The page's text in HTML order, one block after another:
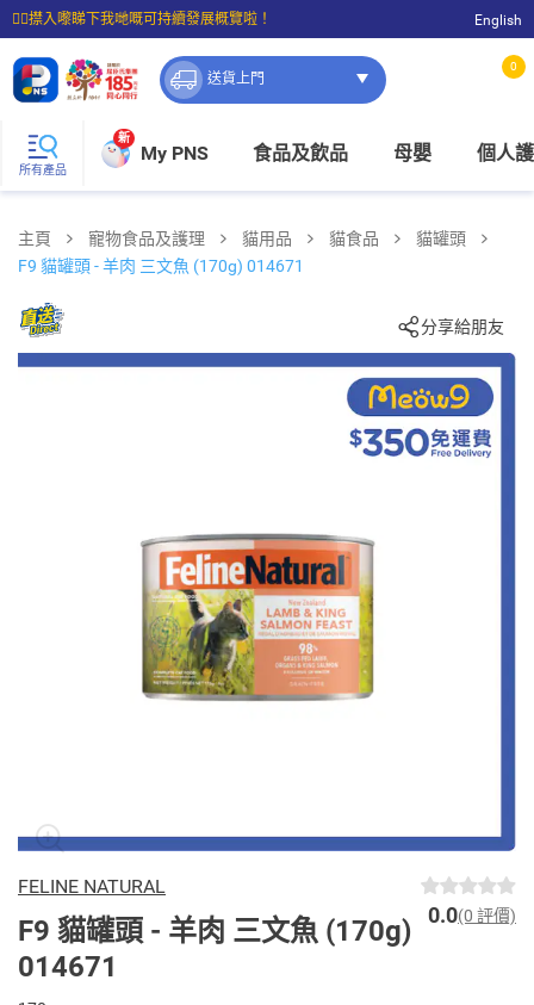
☝🏼㩒入嚟睇下我哋嘅可持續發展概覽啦！
⭐購物滿$399即享免費送貨；滿$100即可免費店取。
English
送貨上門
0
所有產品
新
My PNS 食品及飲品 母嬰 個人
主頁 寵物食品及護理 貓用品 貓食品
貓罐頭
F9 貓罐頭 - 羊肉 三文魚 (170g) 014671
分享給朋友
FELINE NATURAL
F9 貓罐頭 - 羊肉 三文魚 (170g)
014671
0.0(0 評價)